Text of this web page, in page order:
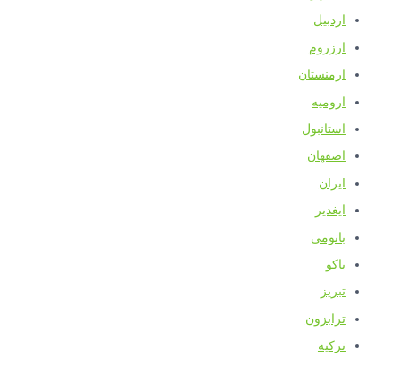
اردبیل
ارزروم
ارمنستان
ارومیه
استانبول
اصفهان
ایران
ایغدیر
باتومی
باکو
تبریز
ترابزون
ترکیه